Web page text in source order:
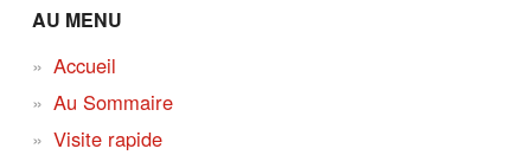
AU MENU
Accueil
Au Sommaire
Visite rapide